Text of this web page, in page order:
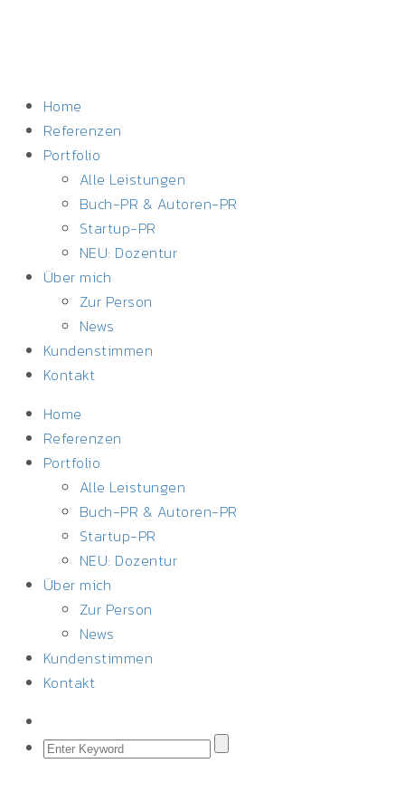
Home
Referenzen
Portfolio
Alle Leistungen
Buch-PR & Autoren-PR
Startup-PR
NEU: Dozentur
Über mich
Zur Person
News
Kundenstimmen
Kontakt
Home
Referenzen
Portfolio
Alle Leistungen
Buch-PR & Autoren-PR
Startup-PR
NEU: Dozentur
Über mich
Zur Person
News
Kundenstimmen
Kontakt